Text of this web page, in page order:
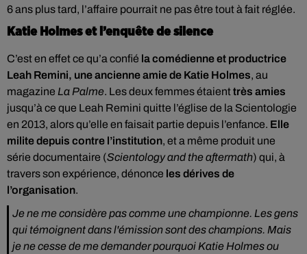
6 ans plus tard, l’affaire pourrait ne pas être tout à fait réglée.
Katie Holmes et l’enquête de silence
C’est en effet ce qu’a confié la comédienne et productrice
Leah Remini, une ancienne amie de Katie Holmes, au
magazine La Palme. Les deux femmes étaienttrès amies
jusqu’à ce que Leah Remini quitte l’église de la Scientologie
en 2013, alors qu’elle en faisait partie depuis l’enfance. Elle
milite depuis contre l’institution, et a même produit une
série documentaire (Scientology and the aftermath) qui, à
travers son expérience, dénonce les dérives de
l’organisation.
Je ne me considère pas comme une championne. Les gens
qui témoignent dans l'émission sont des champions. Mais
je ne cesse de me demander pourquoi Katie Holmes ou